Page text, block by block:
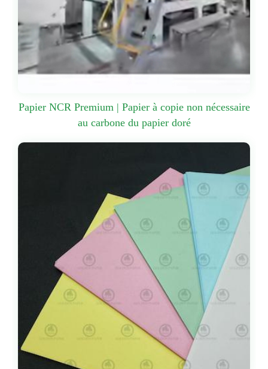
Papier NCR Premium | Papier à copie non nécessaire
au carbone du papier doré